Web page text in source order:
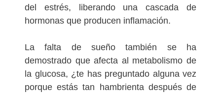
del estrés, liberando una cascada de
hormonas que producen inflamación.
La falta de sueño también se ha
demostrado que afecta al metabolismo de
la glucosa, ¿te has preguntado alguna vez
porque estás tan hambrienta después de